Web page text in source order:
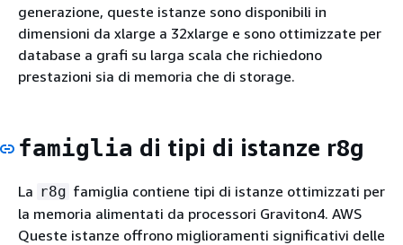
generazione, queste istanze sono disponibili in
dimensioni da xlarge a 32xlarge e sono ottimizzate per
database a grafi su larga scala che richiedono
prestazioni sia di memoria che di storage.
famiglia di tipi di istanze r8g
La r8g famiglia contiene tipi di istanze ottimizzati per
la memoria alimentati da processori Graviton4. AWS
Queste istanze offrono miglioramenti significativi delle